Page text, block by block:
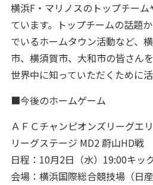
横浜F・マリノスのトップチー
ています。トップチームの話題
でいるホームタウン活動など、
市、横須賀市、大和市の皆さん
世界中に知っていただくために活
■今後のホームゲーム
ＡＦＣチャンピオンズリーグエ
リーグステージ MD2 蔚山HD戦
日程：10月2日（水）19:00キッ
会場：横浜国際総合競技場（日産